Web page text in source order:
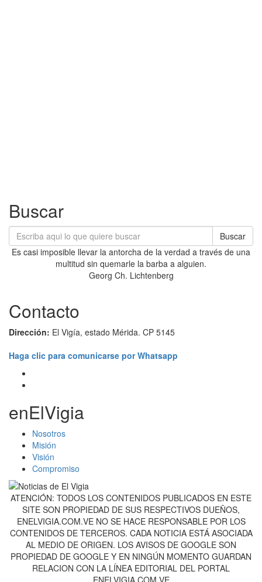
Buscar
Buscar
Es casi imposible llevar la antorcha de la verdad a través de una
multitud sin quemarle la barba a alguien.
Georg Ch. Lichtenberg
Contacto
Dirección: El Vigía, estado Mérida. CP 5145
Haga clic para comunicarse por Whatsapp
enElVigia
Nosotros
Misión
Visión
Compromiso
ATENCIÓN: TODOS LOS CONTENIDOS PUBLICADOS EN ESTE
SITE SON PROPIEDAD DE SUS RESPECTIVOS DUEÑOS,
ENELVIGIA.COM.VE NO SE HACE RESPONSABLE POR LOS
CONTENIDOS DE TERCEROS. CADA NOTICIA ESTÁ ASOCIADA
AL MEDIO DE ORIGEN. LOS AVISOS DE GOOGLE SON
PROPIEDAD DE GOOGLE Y EN NINGÚN MOMENTO GUARDAN
RELACION CON LA LÍNEA EDITORIAL DEL PORTAL